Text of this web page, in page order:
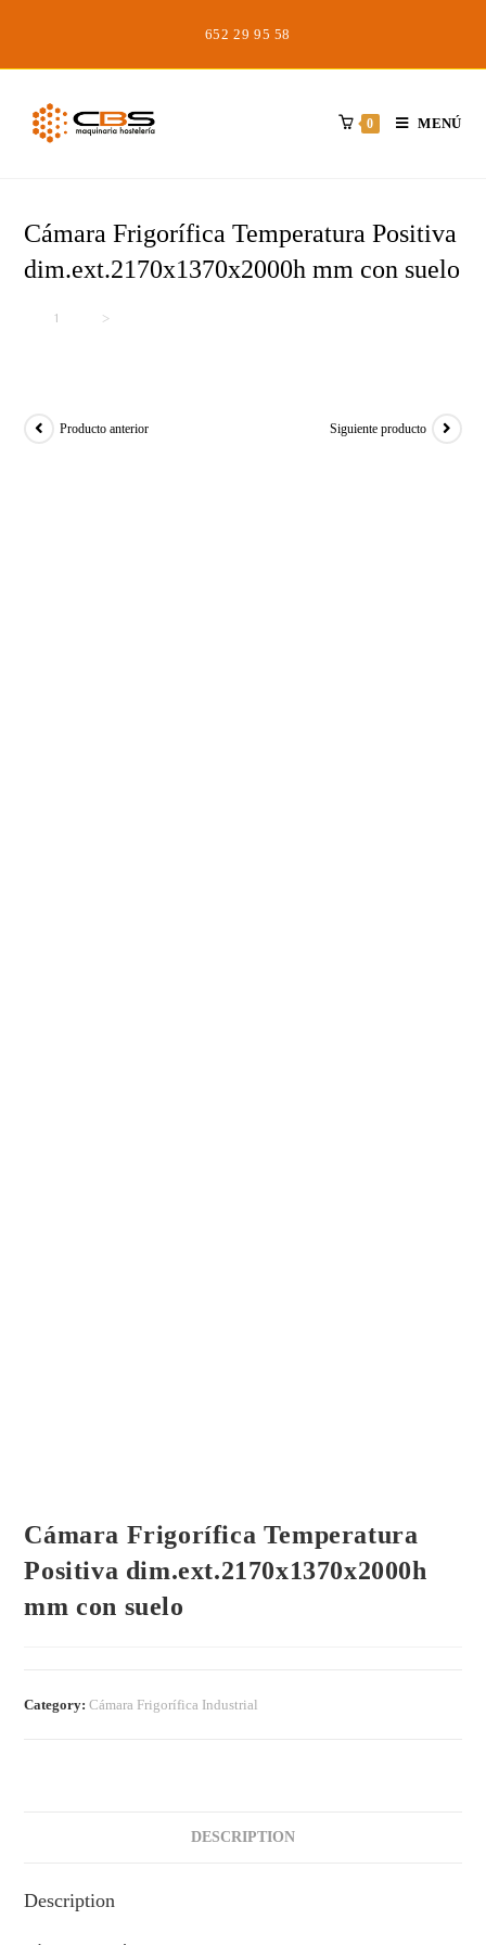
contenido
652 29 95 58
0 MENÚ
Cámara Frigorífica Temperatura Positiva
dim.ext.2170x1370x2000h mm con suelo
>
Producto anterior Siguiente producto
Cámara Frigorífica Temperatura
Positiva dim.ext.2170x1370x2000h
mm con suelo
Category:Cámara Frigorífica Industrial
DESCRIPTION
Description